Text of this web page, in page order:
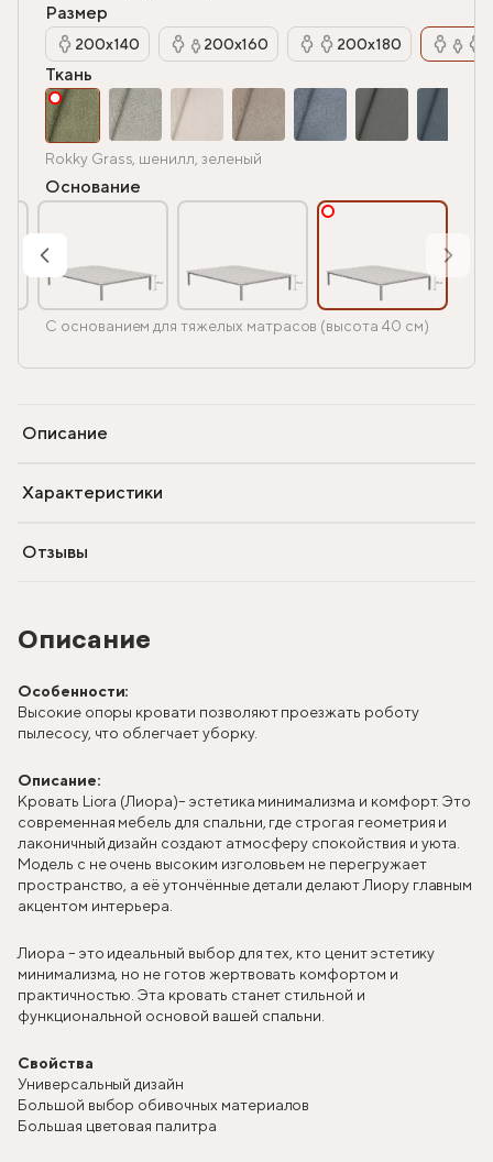
Описание
Особенности:
Высокие опоры кровати позволяют проезжать роботу
пылесосу, что облегчает уборку.
Описание:
Кровать Liora (Лиора)– эстетика минимализма и комфорт. Это
современная мебель для спальни, где строгая геометрия и
лаконичный дизайн создают атмосферу спокойствия и уюта.
Модель с не очень высоким изголовьем не перегружает
пространство, а её утончённые детали делают Лиору главным
акцентом интерьера.
Лиора – это идеальный выбор для тех, кто ценит эстетику
минимализма, но не готов жертвовать комфортом и
практичностью. Эта кровать станет стильной и
функциональной основой вашей спальни.
Свойства
Универсальный дизайн
Большой выбор обивочных материалов
Большая цветовая палитра
Размер
200х140 200х160 200х180
Ткань
Rokky Grass, шенилл, зеленый
Основание
С основанием для тяжелых матрасов (высота 40 см)
Описание
Характеристики
Отзывы